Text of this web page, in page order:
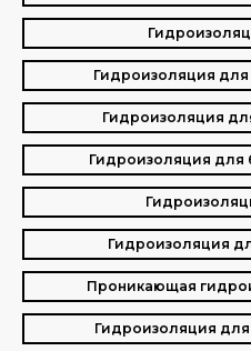
Гидроизоляция для
Гидроизоляция
Гидроизоляция для
Гидроизоляция
Проникающая
Гидроизоляция